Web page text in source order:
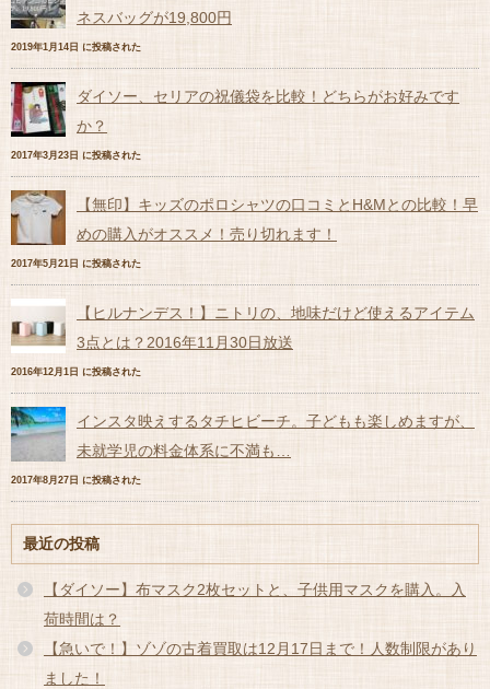
ネスバッグが19,800円
2019年1月14日 に投稿された
ダイソー、セリアの祝儀袋を比較！どちらがお好みです
か？
2017年3月23日 に投稿された
【無印】キッズのポロシャツの口コミとH&Mとの比較！早
めの購入がオススメ！売り切れます！
2017年5月21日 に投稿された
【ヒルナンデス！】ニトリの、地味だけど使えるアイテム
3点とは？2016年11月30日放送
2016年12月1日 に投稿された
インスタ映えするタチヒビーチ。子どもも楽しめますが、
未就学児の料金体系に不満も…
2017年8月27日 に投稿された
最近の投稿
【ダイソー】布マスク2枚セットと、子供用マスクを購入。入
荷時間は？
【急いで！】ゾゾの古着買取は12月17日まで！人数制限があり
ました！